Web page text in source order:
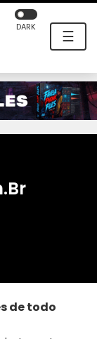
☰
DARK
de todo